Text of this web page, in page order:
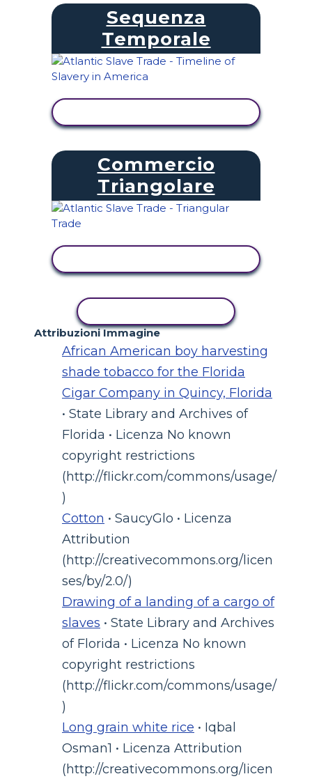
Sequenza
Temporale
Commercio
Triangolare
Attribuzioni Immagine
African American boy harvesting
shade tobacco for the Florida
Cigar Company in Quincy, Florida
• State Library and Archives of
Florida • Licenza No known
copyright restrictions
(http://flickr.com/commons/usage/
)
Cotton • SaucyGlo • Licenza
Attribution
(http://creativecommons.org/licen
ses/by/2.0/)
Drawing of a landing of a cargo of
slaves • State Library and Archives
of Florida • Licenza No known
copyright restrictions
(http://flickr.com/commons/usage/
)
Long grain white rice • Iqbal
Osman1 • Licenza Attribution
(http://creativecommons.org/licen